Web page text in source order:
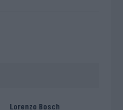
Lorenzo Bosch